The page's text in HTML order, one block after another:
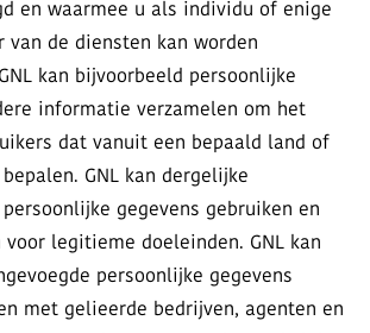
en waarmee u als individu of enige
van de diensten kan worden
kan bijvoorbeeld persoonlijke
informatie verzamelen om het
dat vanuit een bepaald land of
GNL kan dergelijke
gegevens gebruiken en
voor legitieme doeleinden. GNL kan
persoonlijke gegevens
met gelieerde bedrijven, agenten en